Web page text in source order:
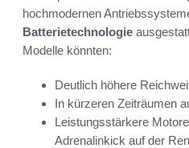
hochmodernen
Batterietechnologie
Modelle könnten:
Deutlich höhere
In kürzeren Zeiträumen
Leistungsstärkere
Adrenalinkick auf der